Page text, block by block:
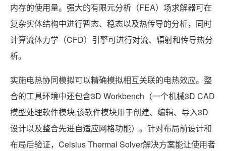
内存的使用量。强大的有限元分析（FEA）场求解器可在
复杂实体结构中进行暂态、稳态以及热传导的分析，同时
计算流体力学（CFD）引擎可进行对流、辐射和传导热分
析。
实施电热协同模拟可以精确模拟相互关联的电热效应。整
合的工具环境中还包含3D Workbench（一个机械3D CAD
模型处理软件模块,该软件模块用于创建、编辑、导入3D
设计以及整合先进自适应网格功能）。针对布局前设计和
布局后验证，Celsius Thermal Solver解决方案能让使用者